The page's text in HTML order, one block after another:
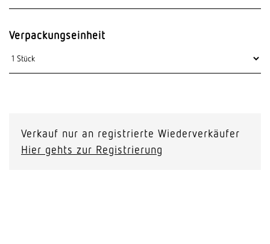
Verpackungseinheit
Verkauf nur an registrierte Wiederverkäufer
Hier gehts zur Registrierung